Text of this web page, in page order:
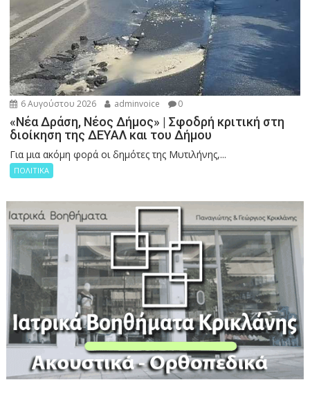
6 Αυγούστου 2026 adminvoice 0
«Νέα Δράση, Νέος Δήμος» | Σφοδρή κριτική στη
διοίκηση της ΔΕΥΑΛ και του Δήμου
Για μια ακόμη φορά οι δημότες της Μυτιλήνης,...
ΠΟΛΙΤΙΚΑ